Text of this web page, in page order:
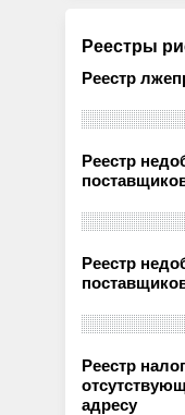
Реестры
Реестр
Реестр
Реестр
Реестр
адресу